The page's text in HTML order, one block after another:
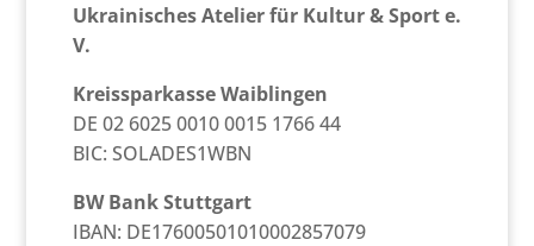
Ukrainisches Atelier für Kultur & Sport e.
V.
Kreissparkasse Waiblingen
DE 02 6025 0010 0015 1766 44
BIC: SOLADES1WBN
BW Bank Stuttgart
IBAN: DE17600501010002857079